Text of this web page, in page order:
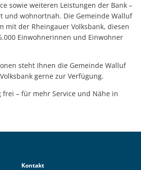
sowie weiteren Leistungen der Bank –
und wohnortnah. Die Gemeinde Walluf
mit der Rheingauer Volksbank, diesen
Einwohnerinnen und Einwohner
steht Ihnen die Gemeinde Walluf
gerne zur Verfügung.
frei – für mehr Service und Nähe in
Kontakt